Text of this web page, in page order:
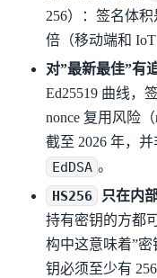
256）：签名体积
倍（移动端和
对”最新最佳”有
Ed25519 曲线，
nonce 复用风险
截至 2026 年，
EdDSA 。
HS256 只在内
持有密钥的方都
构中这意味着”密
钥必须至少有